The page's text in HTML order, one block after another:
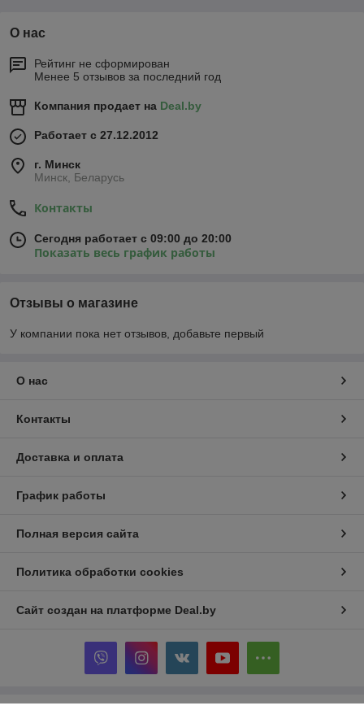
О нас
Рейтинг не сформирован
Менее 5 отзывов за последний год
Компания продает на Deal.by
Работает с 27.12.2012
г. Минск
Минск, Беларусь
Контакты
Сегодня работает с 09:00 до 20:00
Показать весь график работы
Отзывы о магазине
У компании пока нет отзывов, добавьте первый
О нас
Контакты
Доставка и оплата
График работы
Полная версия сайта
Политика обработки cookies
Сайт создан на платформе Deal.by